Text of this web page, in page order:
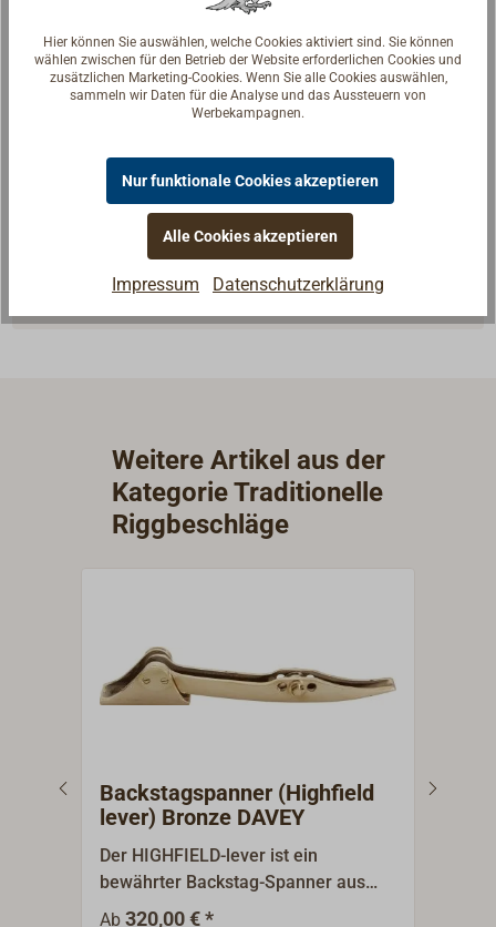
Fragen zum Artikel?
Reden Sie mit Handwerkern, Bootsbauern und
Seglerinnen. Wir verstehen Ihre Fragen und geben die
passende Antwort.
Experten kontaktieren
Weitere Artikel aus der
Kategorie Traditionelle
Riggbeschläge
Backstagspanner (Highfield
lever) Bronze DAVEY
Der HIGHFIELD-lever ist ein
bewährter Backstag-Spanner aus
Bronze. Ein absolut klassischer
Ab320,00 € *
Hier können Sie auswählen, welche Cookies aktiviert sind. Sie können
wählen zwischen für den Betrieb der Website erforderlichen Cookies und
zusätzlichen Marketing-Cookies. Wenn Sie alle Cookies auswählen,
sammeln wir Daten für die Analyse und das Aussteuern von
Werbekampagnen.
Nur funktionale Cookies akzeptieren
Alle Cookies akzeptieren
Impressum Datenschutzerklärung